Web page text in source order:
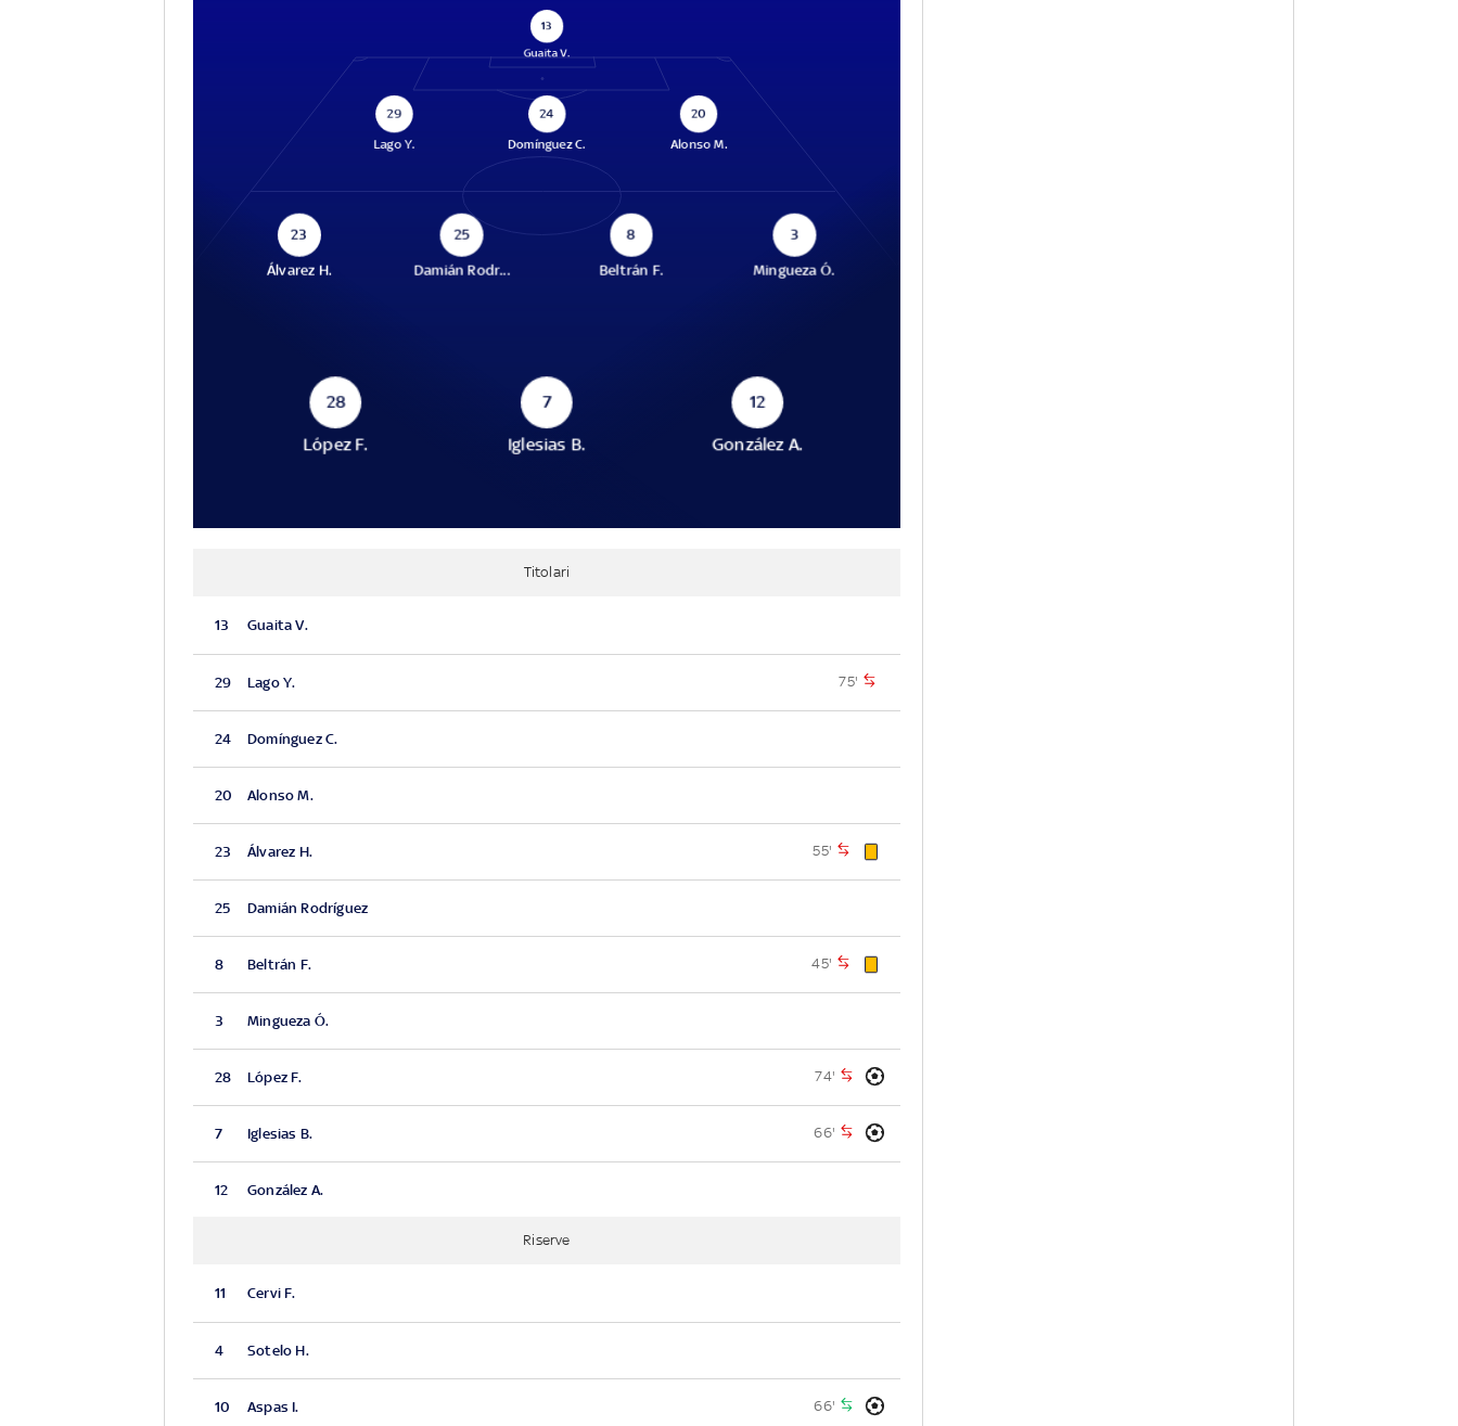
13
Guaita V.
29
Lago Y.
24
Domínguez C.
20
Alonso M.
23
Álvarez H.
25
Damián Rodr...
8
Beltrán F.
3
Mingueza Ó.
28
López F.
7
Iglesias B.
12
González A.
Titolari
13 Guaita V.
29 Lago Y. 75'
24 Domínguez C.
20 Alonso M.
23 Álvarez H. 55'
25 Damián Rodríguez
8 Beltrán F. 45'
3 Mingueza Ó.
28 López F. 74'
7 Iglesias B. 66'
12 González A.
Riserve
11 Cervi F.
4 Sotelo H.
10 Aspas I. 66'